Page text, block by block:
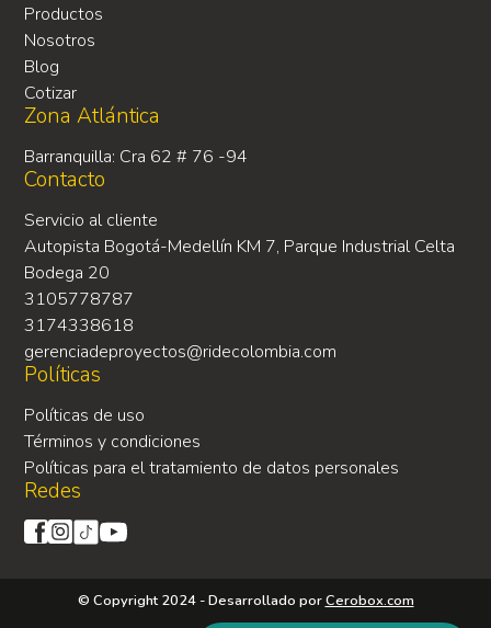
Productos
Nosotros
Blog
Cotizar
Zona Atlántica
Barranquilla: Cra 62 # 76 -94
Contacto
Servicio al cliente
Autopista Bogotá-Medellín KM 7, Parque Industrial Celta
Bodega 20
3105778787
3174338618
gerenciadeproyectos@ridecolombia.com
Políticas
Políticas de uso
Términos y condiciones
Políticas para el tratamiento de datos personales
Redes
© Copyright 2024 - Desarrollado porCerobox.com